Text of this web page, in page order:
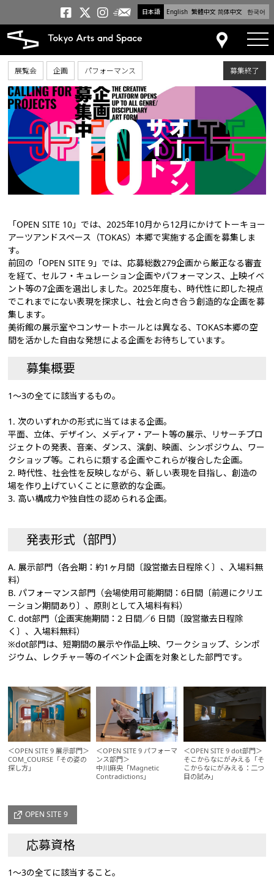
日本語 English 繁體中文 简体中文 한국어
トーキョーアーツアンド
トーキョーアーツアンド
トーキョーアーツア
メールニュース
アクセス
展覧会 企画 パフォーマンス 募集終了
「OPEN SITE 10」では、2025年10月から12月にかけてトーキョー
アーツアンドスペース（TOKAS）本郷で実施する企画を募集しま
す。
前回の「OPEN SITE 9」では、応募総数279企画から厳正なる審査
を経て、セルフ・キュレーション企画やパフォーマンス、上映イベ
ント等の7企画を選出しました。2025年度も、時代性に即した視点
でこれまでにない表現を探求し、社会と向き合う創造的な企画を募
集します。
美術館の展示室やコンサートホールとは異なる、TOKAS本郷の空
間を活かした自由な発想による企画をお待ちしています。
募集概要
1～3の全てに該当するもの。
1. 次のいずれかの形式に当てはまる企画。
平面、立体、デザイン、メディア・アート等の展示、リサーチプロ
ジェクトの発表、音楽、ダンス、演劇、映画、シンポジウム、ワー
クショップ等。これらに類する企画やこれらが複合した企画。
2. 時代性、社会性を反映しながら、新しい表現を目指し、創造の
場を作り上げていくことに意欲的な企画。
3. 高い構成力や独自性の認められる企画。
発表形式（部門）
A. 展示部門（各会期：約1ヶ月間〔設営撤去日程除く〕、入場料無
料）
B. パフォーマンス部門（会場使用可能期間：6日間〔前週にクリエ
ーション期間あり〕、原則として入場料有料）
C. dot部門（企画実施期間：2 日間／6 日間〔設営撤去日程除
く〕、入場料無料）
※dot部門は、短期間の展示や作品上映、ワークショップ、シンポ
ジウム、レクチャー等のイベント企画を対象とした部門です。
＜OPEN SITE 9 展示部門＞
COM_COURSE「その姿の
探し方」
＜OPEN SITE 9 パフォーマ
ンス部門＞
中川麻央「Magnetic
Contradictions」
＜OPEN SITE 9 dot部門＞
そこからなにがみえる「そ
こからなにがみえる：二つ
目の試み」
OPEN SITE 9
応募資格
1～3の全てに該当すること。